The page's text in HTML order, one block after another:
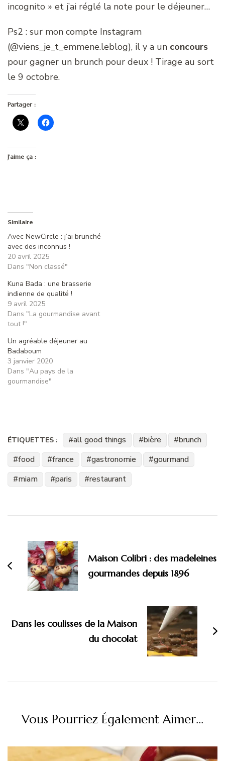
incognito » et j’ai réglé la note pour le déjeuner…
Ps2 : sur mon compte Instagram
(@viens_je_t_emmene.leblog), il y a un concours
pour gagner un brunch pour deux ! Tirage au sort
le 9 octobre.
Partager :
J’aime ça :
Similaire
Avec NewCircle : j’ai brunché
avec des inconnus !
20 avril 2025
Dans "Non classé"
Kuna Bada : une brasserie
indienne de qualité !
9 avril 2025
Dans "La gourmandise avant
tout !"
Un agréable déjeuner au
Badaboum
3 janvier 2020
Dans "Au pays de la
gourmandise"
ÉTIQUETTES : all good things bière
brunch
food
france gastronomie
gourmand
miam
paris restaurant
d'article
Maison Colibri : des madeleines
gourmandes depuis 1896
Dans les coulisses de la Maison
du chocolat
Vous Pourriez Également Aimer...